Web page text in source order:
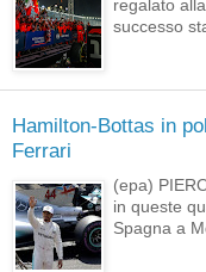
regalato
successo
Hamilton-Bottas in
Ferrari
(epa)
in queste
Spagna a